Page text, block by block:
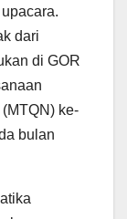
dari
di GOR
ke-
bulan